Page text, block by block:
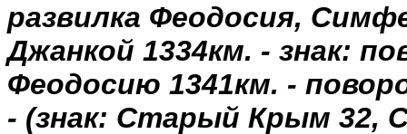
развилка Феодосия,
Джанкой 1334км. - знак:
Феодосию 1341км. -
- (знак: Старый Крым 32,